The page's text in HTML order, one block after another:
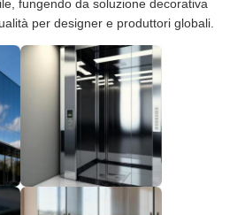
fungendo da soluzione decorativa
per designer e produttori globali.